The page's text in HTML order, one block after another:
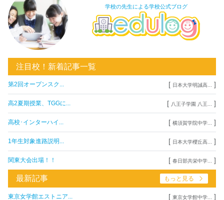
学校の先生による学校公式ブログ
注目校！新着記事一覧
第2回オープンスク... [ 日本大学明誠高... ]
高2夏期授業、TGGに... [ 八王子学園 八王... ]
高校･インターハイ... [ 横須賀学院中学... ]
1年生対象進路説明... [ 日本大学櫻丘高... ]
関東大会出場！！ [ 春日部共栄中学... ]
最新記事 もっと見る
東京女学館エストニア... [ 東京女学館中学... ]